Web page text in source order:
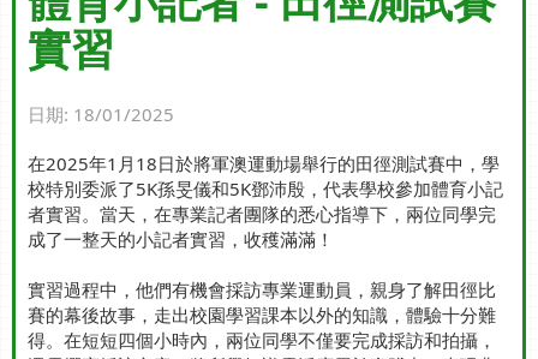
實習
日期: 18/01/2025
在2025年1月18日於將軍澳運動場舉行的田徑測試賽中，學
校特別委派了5K孫旻儀和5K鄧沛殷，代表學校參加體育小記
者實習。當天，在專業記者團隊的悉心指導下，兩位同學完
成了一整天的小記者實習，收穫滿滿！
實習過程中，他們有機會採訪專業運動員，親身了解田徑比
賽的幕後故事，走出校園學習課本以外的知識，體驗十分難
得。在短短四個小時內，兩位同學不僅要完成採訪和拍攝，